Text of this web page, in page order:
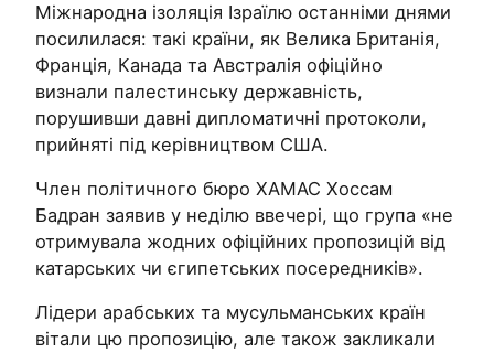
Міжнародна ізоляція Ізраїлю останніми днями
посилилася: такі країни, як Велика Британія,
Франція, Канада та Австралія офіційно
визнали палестинську державність,
порушивши давні дипломатичні протоколи,
прийняті під керівництвом США.
Член політичного бюро ХАМАС Хоссам
Бадран заявив у неділю ввечері, що група «не
отримувала жодних офіційних пропозицій від
катарських чи єгипетських посередників».
Лідери арабських та мусульманських країн
вітали цю пропозицію, але також закликали